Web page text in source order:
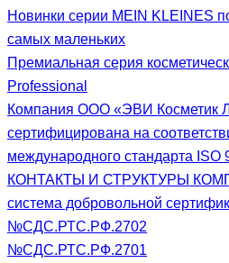
Новинки серии MEIN KLEINES
самых маленьких
Премиальная серия
Professional
Компания ООО «ЭВИ Косметик
сертифицирована на
международного стандарта ISO
КОНТАКТЫ И СТРУКТУРЫ
система добровольной
№СДС.РТС.РФ.2702
№СДС.РТС.РФ.2701